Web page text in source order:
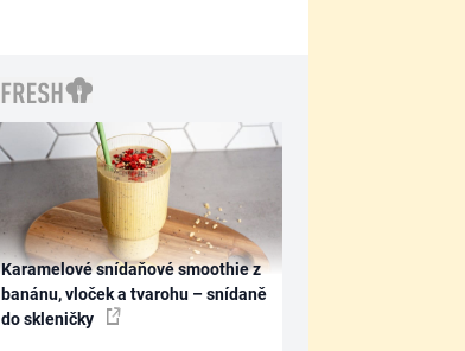
Karamelové snídaňové smoothie z
banánu, vloček a tvarohu – snídaně
do skleničky